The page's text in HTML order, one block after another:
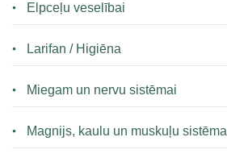
Elpceļu veselībai
Larifan / Higiēna
Miegam un nervu sistēmai
Magnijs, kaulu un muskuļu sistēma